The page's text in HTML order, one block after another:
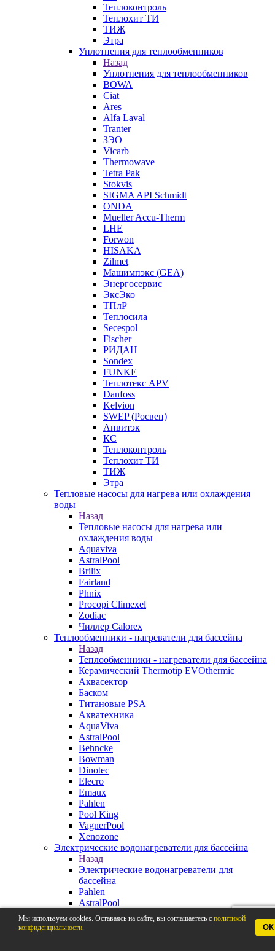
Теплоконтроль
Теплохит ТИ
ТИЖ
Этра
Уплотнения для теплообменников
Назад
Уплотнения для теплообменников
BOWA
Ciat
Ares
Alfa Laval
Tranter
ЗЭО
Vicarb
Thermowave
Tetra Pak
Stokvis
SIGMA API Schmidt
ONDA
Mueller Accu-Therm
LHE
Forwon
HISAKA
Zilmet
Машимпэкс (GEA)
Энергосервис
ЭксЭко
ТПлР
Теплосила
Secespol
Fischer
РИДАН
Sondex
FUNKE
Теплотекс APV
Danfoss
Kelvion
SWEP (Росвеп)
Анвитэк
КС
Теплоконтроль
Теплохит ТИ
ТИЖ
Этра
Тепловые насосы для нагрева или охлаждения
воды
Назад
Тепловые насосы для нагрева или
охлаждения воды
Aquaviva
AstralPool
Brilix
Fairland
Phnix
Procopi Climexel
Zodiac
Чиллер Calorex
Теплообменники - нагреватели для бассейна
Назад
Теплообменники - нагреватели для бассейна
Керамический Thermotip EVOthermic
Аквасектор
Баском
Титановые PSA
Акватехника
AquaViva
AstralPool
Behncke
Bowman
Dinotec
Elecro
Emaux
Pahlen
Pool King
VagnerPool
Xenozone
Электрические водонагреватели для бассейна
Назад
Электрические водонагреватели для
бассейна
Pahlen
AstralPool
Aquaviva
Behncke
Мы используем cookies. Оставаясь на сайте, вы соглашаетесь с политикой
конфиденциальности. ОК